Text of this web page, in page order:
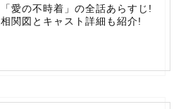
「愛の不時着」の全話あらすじ!
相関図とキャスト詳細も紹介!